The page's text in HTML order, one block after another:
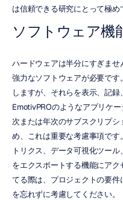
は信頼できる研究にとって極め
ソフトウェア機
ハードウェアは半分にすぎませ
強力なソフトウェアが必要で
しますが、それらを表示、記
EmotivPROのようなアプリケ
次または年次のサブスクリプ
め、これは重要な考慮事項で
トリクス、データ可視化ツー
をエクスポートする機能にア
てる際は、プロジェクトの要
を忘れずに考慮してください。